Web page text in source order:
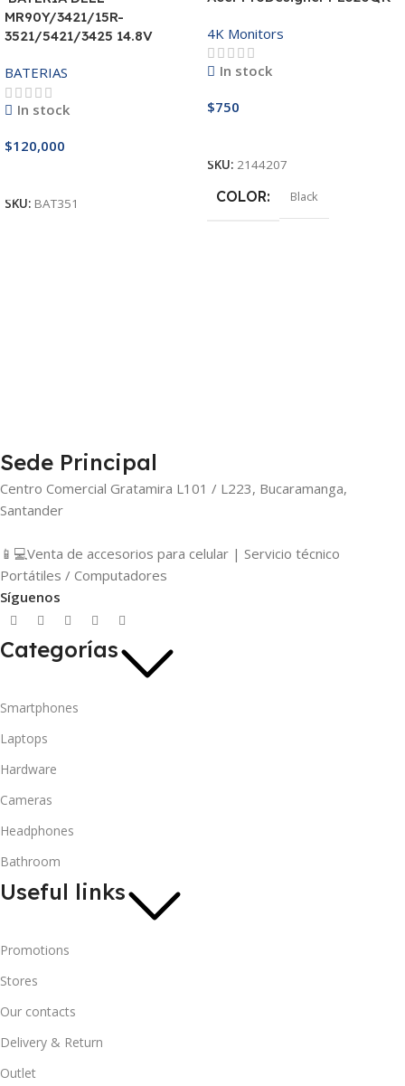
MR90Y/3421/15R-
3521/5421/3425 14.8V
BATERIAS
In stock
$120,000
SKU: BAT351
4K Monitors
In stock
$750
SKU: 2144207
COLOR Black
Sede Principal
Centro Comercial Gratamira L101 / L223, Bucaramanga,
Santander
📱💻Venta de accesorios para celular | Servicio técnico
Portátiles / Computadores
Síguenos
Categorías
Smartphones
Laptops
Hardware
Cameras
Headphones
Bathroom
Useful links
Promotions
Stores
Our contacts
Delivery & Return
Outlet